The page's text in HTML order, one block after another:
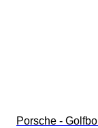
Porsche - Golfboll